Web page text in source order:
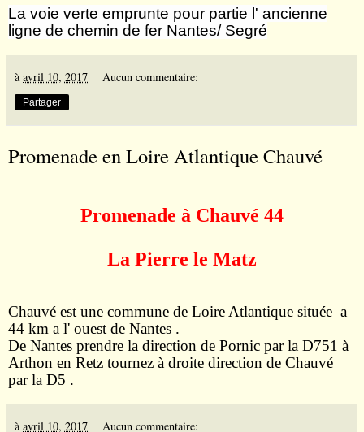
La voie verte emprunte pour partie l' ancienne
ligne de chemin de fer Nantes/ Segré
à avril 10, 2017 Aucun commentaire:
Partager
Promenade en Loire Atlantique Chauvé
Promenade à Chauvé 44
La Pierre le Matz
Chauvé est une commune de Loire Atlantique située a
44 km a l' ouest de Nantes .
De Nantes prendre la direction de Pornic par la D751 à
Arthon en Retz tournez à droite direction de Chauvé
par la D5 .
à avril 10, 2017 Aucun commentaire: